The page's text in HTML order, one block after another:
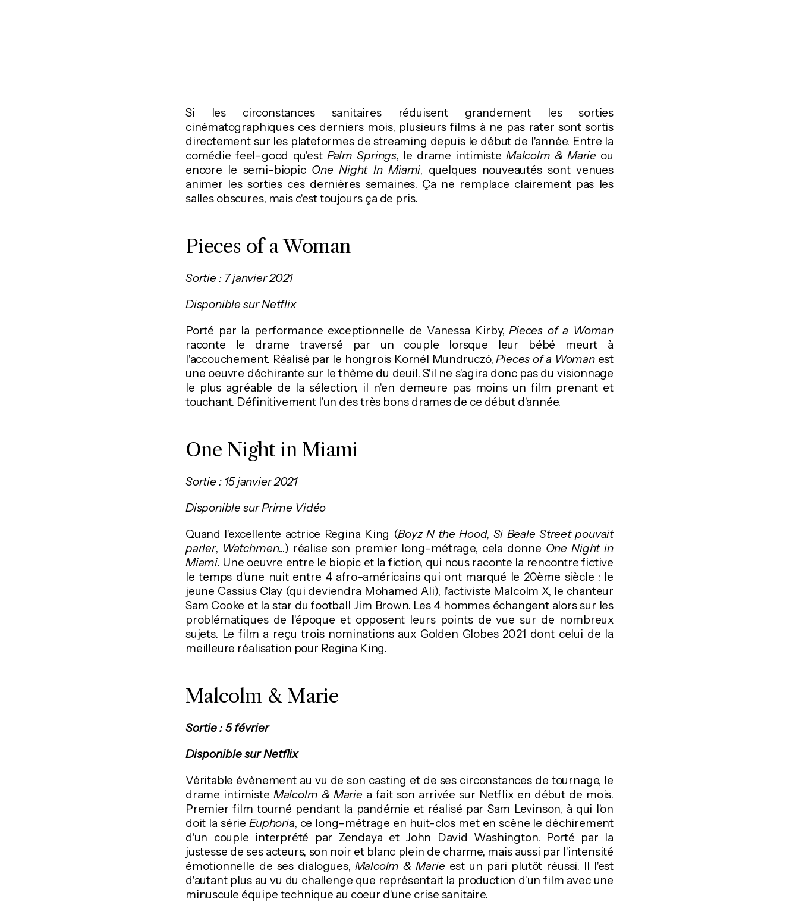
Si les circonstances sanitaires réduisent grandement les sorties
cinématographiques ces derniers mois, plusieurs films à ne pas rater sont sortis
directement sur les plateformes de streaming depuis le début de l'année. Entre la
comédie feel-good qu'est Palm Springs, le drame intimiste Malcolm & Marie ou
encore le semi-biopic One Night In Miami, quelques nouveautés sont venues
animer les sorties ces dernières semaines. Ça ne remplace clairement pas les
salles obscures, mais c'est toujours ça de pris.
Pieces of a Woman
Sortie : 7 janvier 2021
Disponible sur Netflix
Porté par la performance exceptionnelle de Vanessa Kirby,Pieces of a Woman
raconte le drame traversé par un couple lorsque leur bébé meurt à
l'accouchement. Réalisé par le hongrois Kornél Mundruczó,Pieces of a Womanest
une oeuvre déchirante sur le thème du deuil. S'il ne s'agira donc pas du visionnage
le plus agréable de la sélection, il n'en demeure pas moins un film prenant et
touchant. Définitivement l'un des très bons drames de ce début d'année.
One Night in Miami
Sortie : 15 janvier 2021
Disponible sur Prime Vidéo
Quand l'excellente actrice Regina King (Boyz N the Hood, Si Beale Street pouvait
parler, Watchmen...) réalise son premier long-métrage, cela donne One Night in
Miami. Une oeuvre entre le biopic et la fiction, qui nous raconte la rencontre fictive
le temps d'une nuit entre 4 afro-américains qui ont marqué le 20ème siècle : le
jeune Cassius Clay (qui deviendra Mohamed Ali), l'activiste Malcolm X, le chanteur
Sam Cooke et la star du football Jim Brown. Les 4 hommes échangent alors sur les
problématiques de l'époque et opposent leurs points de vue sur de nombreux
sujets. Le film a reçu trois nominations aux Golden Globes 2021 dont celui de la
meilleure réalisation pour Regina King.
Malcolm & Marie
Sortie : 5 février
Disponible sur Netflix
Véritable évènement au vu de son casting et de ses circonstances de tournage, le
drame intimiste Malcolm & Marie a fait son arrivée sur Netflix en début de mois.
Premier film tourné pendant la pandémie et réalisé par Sam Levinson, à qui l'on
doit la sérieEuphoria, ce long-métrage en huit-clos met en scène le déchirement
d'un couple interprété par Zendaya et John David Washington. Porté par la
justesse de ses acteurs, son noir et blanc plein de charme, mais aussi par l'intensité
émotionnelle de ses dialogues, Malcolm & Marie est un pari plutôt réussi. Il l'est
d'autant plus au vu du challenge que représentait la production d’un film avec une
minuscule équipe technique au coeur d'une crise sanitaire.